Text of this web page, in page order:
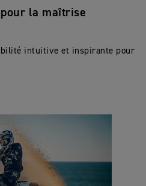
la maîtrise
intuitive et inspirante pour